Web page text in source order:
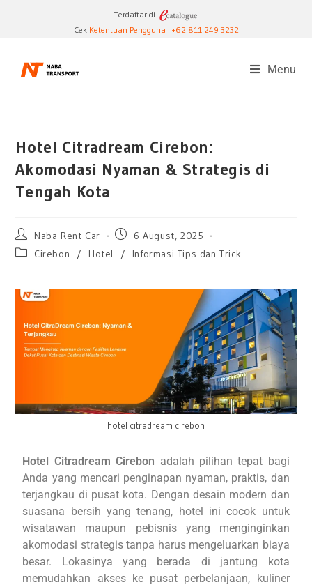
Terdaftar di
CekKetentuan Pengguna +62 811 249 3232
Menu
Hotel Citradream Cirebon:
Akomodasi Nyaman & Strategis di
Tengah Kota
Naba Rent Car
6 August, 2025
Cirebon
/ Hotel / Informasi Tips dan Trick
hotel citradream cirebon
Hotel Citradream Cirebon adalah pilihan tepat bagi
Anda yang mencari penginapan nyaman, praktis, dan
terjangkau di pusat kota. Dengan desain modern dan
suasana bersih yang tenang, hotel ini cocok untuk
wisatawan maupun pebisnis yang menginginkan
akomodasi strategis tanpa harus mengeluarkan biaya
besar. Lokasinya yang berada di jantung kota
memudahkan akses ke pusat perbelanjaan, kuliner